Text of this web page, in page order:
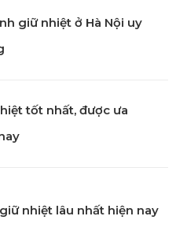
tinh tế, tạo điểm nhấn
thẩm mỹ cho sản
đại lẫn cổ điển.
nhận
Giải thưởng Thiết kế
cử Giải thưởng Thiết
vị thế của Vista Alegre
cấp.
giữ nhiệt ở Hà Nội uy
tốt nhất, được ưa
nhiệt lâu nhất hiện nay